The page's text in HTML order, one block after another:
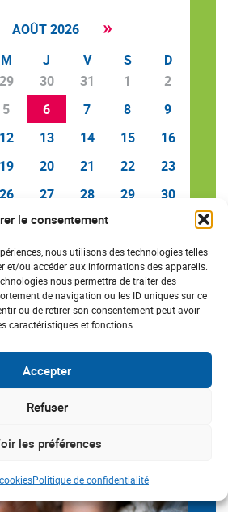
le consentement
nous utilisons des technologies telles
et/ou accéder aux informations des appareils.
nous permettra de traiter des
de navigation ou les ID uniques sur ce
ou de retirer son consentement peut avoir
caractéristiques et fonctions.
Accepter
Refuser
les préférences
Politique de confidentialité
AOÛT 2026 »
M J V S
D
29 30 31 1
2
5 6 7 8
9
12 13 14 15
16
19 20 21 22
23
26 27 28 29
30
2 3 4
THE DATE